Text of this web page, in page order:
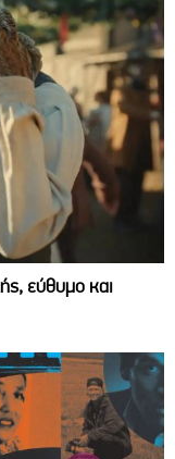
εύθυμο και